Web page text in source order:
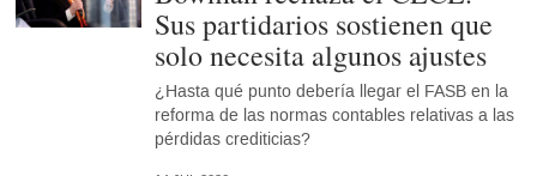
Sus partidarios sostienen que
solo necesita algunos ajustes
¿Hasta qué punto debería llegar el FASB en la
reforma de las normas contables relativas a las
pérdidas crediticias?